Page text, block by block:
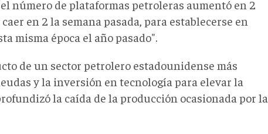
número de plataformas petroleras aumentó en 2
en 2 la semana pasada, para establecerse en
misma época el año pasado".
de un sector petrolero estadounidense más
y la inversión en tecnología para elevar la
la caída de la producción ocasionada por la